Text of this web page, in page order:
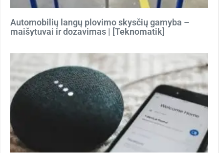
Automobilių langų plovimo skysčių gamyba –
maišytuvai ir dozavimas | [Teknomatik]